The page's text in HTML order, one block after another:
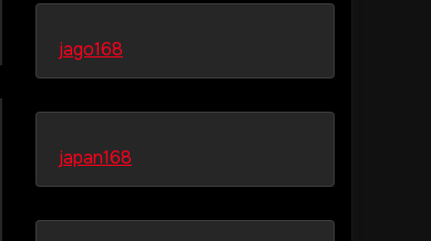
jago168
japan168